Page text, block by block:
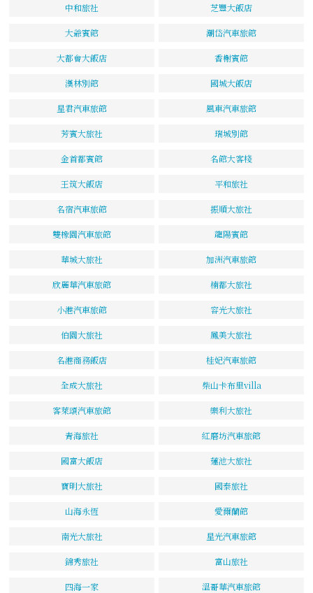
中和旅社 芝豐大飯店
大爺賓館 潮岱汽車旅館
大都會大飯店 香榭賓館
漢林別館 國城大飯店
星君汽車旅館 風車汽車旅館
芳賓大旅社 瑞城別館
金首都賓館 名館大客棧
王筑大飯店 平和旅社
名宿汽車旅館 振順大旅社
雙橡園汽車旅館 龍陽賓館
華城大旅社 加洲汽車旅館
欣麗華汽車旅館 楠都大旅社
小港汽車旅館 容光大旅社
伯園大旅社 鳳美大旅社
名港商務飯店 桂妃汽車旅館
全成大旅社 柴山卡布里villa
客萊頌汽車旅館 樂利大旅社
青海旅社 紅磨坊汽車旅館
國富大飯店 蓮池大旅社
寶明大旅社 國泰旅社
山海永恆 愛爾蘭館
南光大旅社 星光汽車旅館
錦秀旅社 富山旅社
四海一家 溫哥華汽車旅館